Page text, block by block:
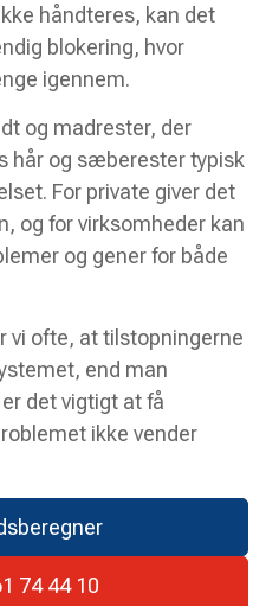
håndteres, kan det
blokering, hvor
igennem.
og madrester, der
hår og sæberester typisk
For private giver det
og for virksomheder kan
og gener for både
vi ofte, at tilstopningerne
end man
det vigtigt at få
ikke vender
74 44 10